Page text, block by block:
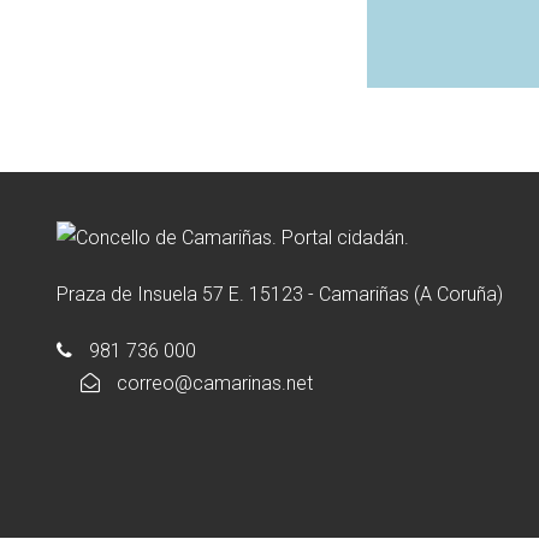
Praza de Insuela 57 E. 15123 - Camariñas (A Coruña)
981 736 000
correo@camarinas.net